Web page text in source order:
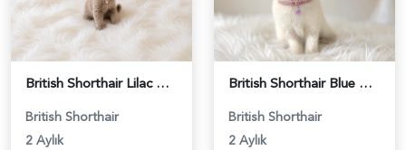
British Shorthair Lilac Renk Dişi Yavrumuz - 4646
British Shorthair
2 Aylık
British Shorthair Blue Point Kızımız 2 Aylık - 5149
British Shorthair
2 Aylık